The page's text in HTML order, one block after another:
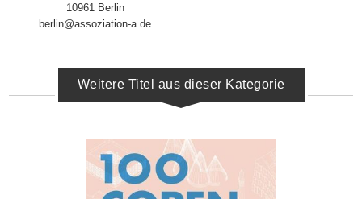
10961 Berlin
berlin@assoziation-a.de
Weitere Titel aus dieser Kategorie